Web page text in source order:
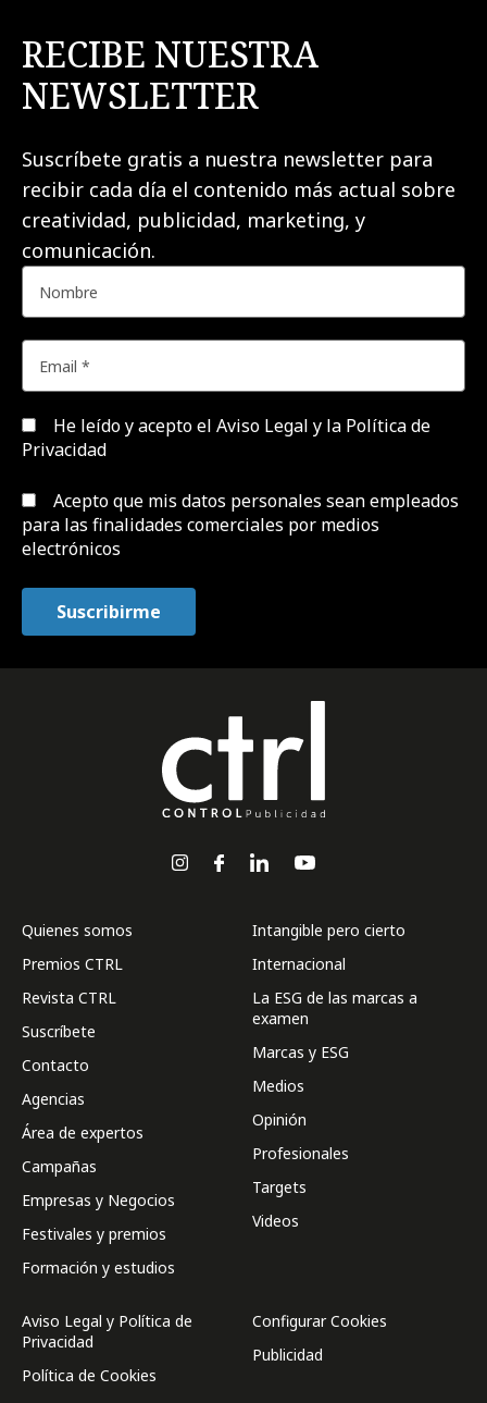
RECIBE NUESTRA
NEWSLETTER
Suscríbete gratis a nuestra newsletter para
recibir cada día el contenido más actual sobre
creatividad, publicidad, marketing, y
comunicación.
He leído y acepto el Aviso Legal y la Política de
Privacidad
Acepto que mis datos personales sean empleados
para las finalidades comerciales por medios
electrónicos
Quienes somos
Premios CTRL
Revista CTRL
Suscríbete
Contacto
Agencias
Área de expertos
Campañas
Empresas y Negocios
Festivales y premios
Formación y estudios
Intangible pero cierto
Internacional
La ESG de las marcas a
examen
Marcas y ESG
Medios
Opinión
Profesionales
Targets
Videos
Aviso Legal y Política de
Privacidad
Política de Cookies
Configurar Cookies
Publicidad